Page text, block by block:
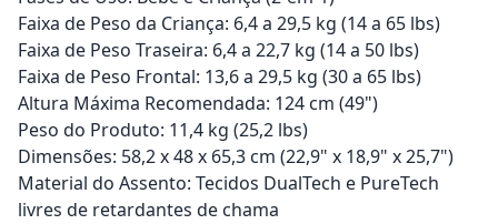
Faixa de Peso da Criança: 6,4 a 29,5 kg (14 a 65 lbs)
Faixa de Peso Traseira: 6,4 a 22,7 kg (14 a 50 lbs)
Faixa de Peso Frontal: 13,6 a 29,5 kg (30 a 65 lbs)
Altura Máxima Recomendada: 124 cm (49")
Peso do Produto: 11,4 kg (25,2 lbs)
Dimensões: 58,2 x 48 x 65,3 cm (22,9" x 18,9" x 25,7")
Material do Assento: Tecidos DualTech e PureTech
livres de retardantes de chama